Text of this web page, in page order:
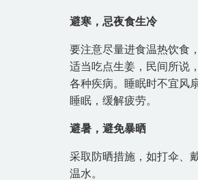
避寒，忌夜食生冷
要注意尽量进食温热饮食
适当吃点生姜，民间所说
各种疾病。睡眠时不宜风
睡眠，缓解疲劳。
避暑，避免暴晒
采取防晒措施，如打伞、
温水。